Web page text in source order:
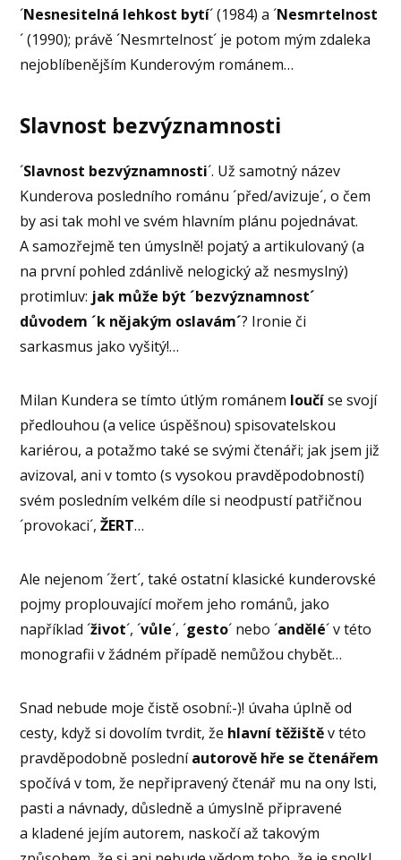
´Nesnesitelná lehkost bytí´ (1984) a ´Nesmrtelnost
´ (1990); právě ´Nesmrtelnost´ je potom mým zdaleka
nejoblíbenějším Kunderovým románem…
Slavnost bezvýznamnosti
´Slavnost bezvýznamnosti´. Už samotný název
Kunderova posledního románu ´před/avizuje´, o čem
by asi tak mohl ve svém hlavním plánu pojednávat.
A samozřejmě ten úmyslně! pojatý a artikulovaný (a
na první pohled zdánlivě nelogický až nesmyslný)
protimluv: jak může být ´bezvýznamnost´
důvodem ´k nějakým oslavám´? Ironie či
sarkasmus jako vyšitý!…
Milan Kundera se tímto útlým románem loučíse svojí
předlouhou (a velice úspěšnou) spisovatelskou
kariérou, a potažmo také se svými čtenáři; jak jsem již
avizoval, ani v tomto (s vysokou pravděpodobností)
svém posledním velkém díle si neodpustí patřičnou
´provokaci´,ŽERT…
Ale nejenom ´žert´, také ostatní klasické kunderovské
pojmy proplouvající mořem jeho románů, jako
například ´život´, ´vůle´, ´gesto´ nebo ´andělé´ v této
monografii v žádném případě nemůžou chybět…
Snad nebude moje čistě osobní:-)! úvaha úplně od
cesty, když si dovolím tvrdit, že hlavní těžištěv této
pravděpodobně posledníautorově hře se čtenářem
spočívá v tom, že nepřipravený čtenář mu na ony lsti,
pasti a návnady, důsledně a úmyslně připravené
a kladené jejím autorem, naskočí až takovým